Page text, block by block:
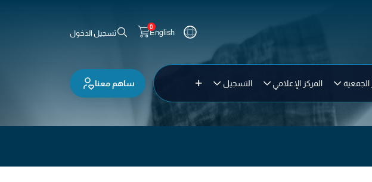
English
0
تسجيل الدخول
الجمعية المركز الإعلامي التسجيل ساهم معنا